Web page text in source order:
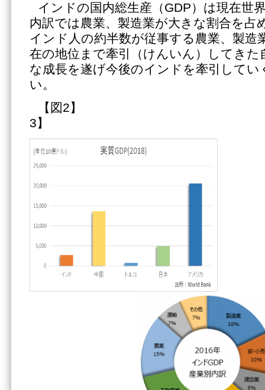
インドの国内総生産（GDP）は現在世
内訳では農業、製造業が大きな割合を占
インド人の約半数が従事する農業、製造
在の地位まで牽引（けんいん）してきた
な成長を遂げ今後のインドを牽引してい
い。
【図2】
3】